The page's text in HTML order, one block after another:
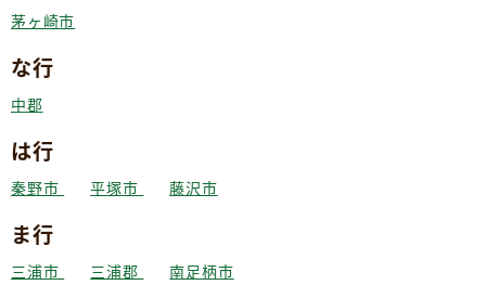
茅ヶ崎市
な行
中郡
は行
秦野市 平塚市 藤沢市
ま行
三浦市 三浦郡 南足柄市